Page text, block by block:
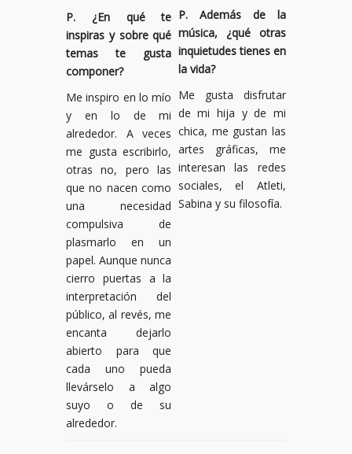
P. ¿En qué te
inspiras y sobre qué
temas te gusta
componer?
Me inspiro en lo mío
y en lo de mi
alrededor. A veces
me gusta escribirlo,
otras no, pero las
que no nacen como
una necesidad
compulsiva de
plasmarlo en un
papel. Aunque nunca
cierro puertas a la
interpretación del
público, al revés, me
encanta dejarlo
abierto para que
cada uno pueda
llevárselo a algo
suyo o de su
alrededor.
P. Además de la
música, ¿qué otras
inquietudes tienes en
la vida?
Me gusta disfrutar
de mi hija y de mi
chica, me gustan las
artes gráficas, me
interesan las redes
sociales, el Atleti,
Sabina y su filosofía.